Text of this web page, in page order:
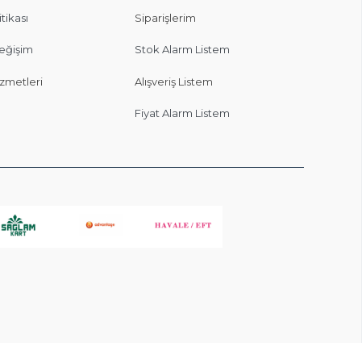
Siparişlerim
Stok Alarm Listem
Alışveriş Listem
Fiyat Alarm Listem